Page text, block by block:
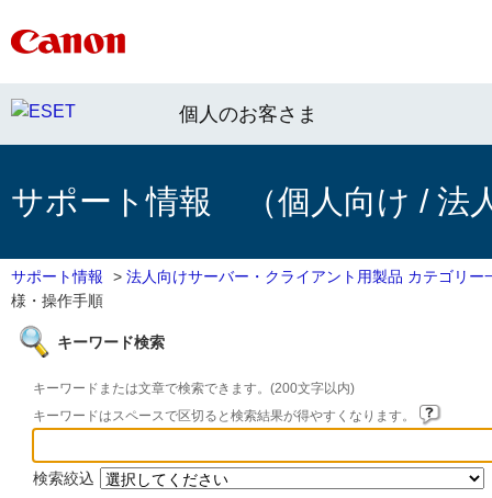
個人のお客さま
サポート情報 （個人向け / 法
サポート情報 > 法人向けサーバー・クライアント用製品 カテゴリー
様・操作手順
キーワード検索
キーワードまたは文章で検索できます。(200文字以内)
キーワードはスペースで区切ると検索結果が得やすくなります。
検索絞込